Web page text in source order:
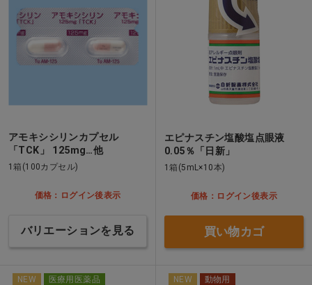
アモキシシリンカプセル
「TCK」 125mg…他
1箱(100カプセル)
価格：ログイン後表示
バリエーションを見る
エピナスチン塩酸塩点眼液
0.05％「日新」
1箱(5mL×10本)
価格：ログイン後表示
買い物カゴ
NEW 医療用医薬品 NEW 動物用